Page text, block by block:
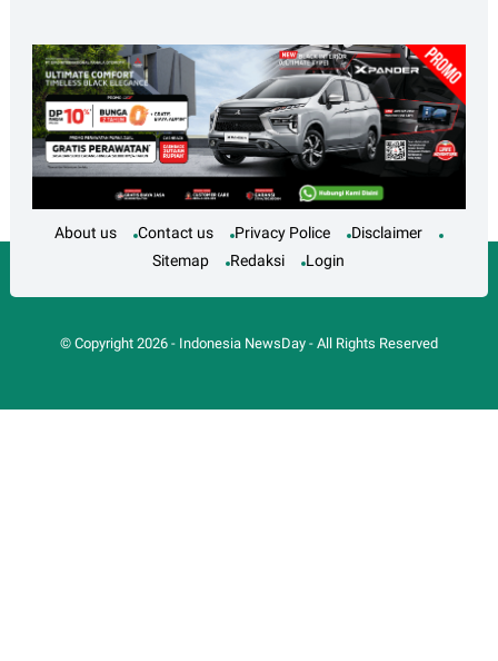
About us Contact us Privacy Police
Disclaimer
Sitemap
Redaksi Login
© Copyright 2026- Indonesia NewsDay- All Rights Reserved